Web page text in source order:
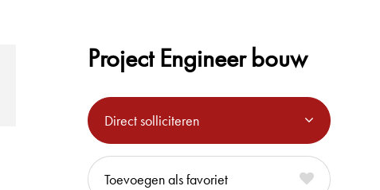
Project Engineer bouw
Direct solliciteren
favoriet